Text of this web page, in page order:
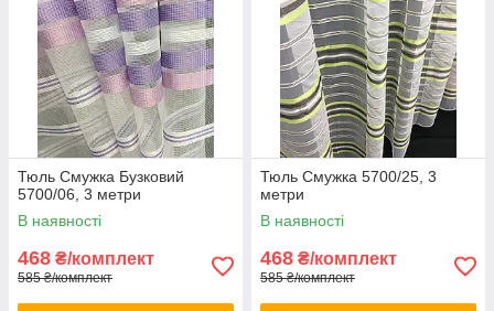
Тюль Смужка Бузковий
5700/06, 3 метри
В наявності
468 ₴/комплект
585 ₴/комплект
Тюль Смужка 5700/25, 3
метри
В наявності
468 ₴/комплект
585 ₴/комплект